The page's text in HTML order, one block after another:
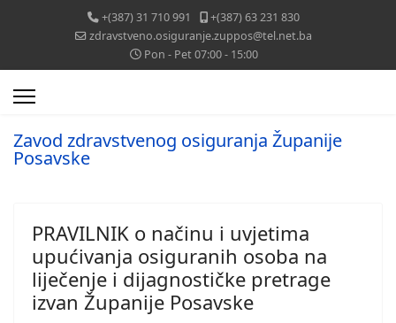
+(387) 31 710 991
+(387) 63 231 830
zdravstveno.osiguranje.zuppos@tel.net.ba
Pon - Pet 07:00 - 15:00
Zavod zdravstvenog osiguranja Županije
Posavske
PRAVILNIK o načinu i uvjetima
upućivanja osiguranih osoba na
liječenje i dijagnostičke pretrage
izvan Županije Posavske